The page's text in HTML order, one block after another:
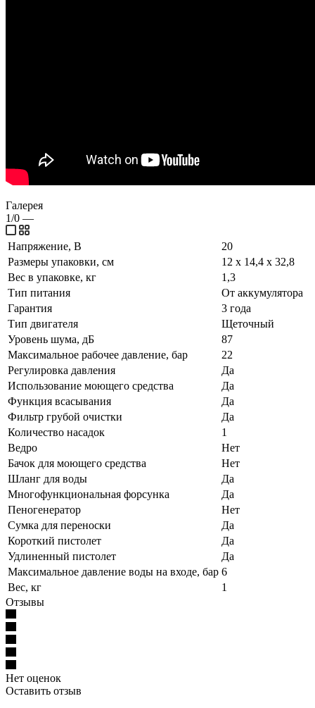
Галерея
1/0 —
Напряжение, В
20
Размеры упаковки, см
12 х 14,4 х 32,8
Вес в упаковке, кг
1,3
Тип питания
От аккумулятора
Гарантия
3 года
Тип двигателя
Щеточный
Уровень шума, дБ
87
Максимальное рабочее давление, бар
22
Регулировка давления
Да
Использование моющего средства
Да
Функция всасывания
Да
Фильтр грубой очистки
Да
Количество насадок
1
Ведро
Нет
Бачок для моющего средства
Нет
Шланг для воды
Да
Многофункциональная форсунка
Да
Пеногенератор
Нет
Сумка для переноски
Да
Короткий пистолет
Да
Удлиненный пистолет
Да
Максимальное давление воды на входе, бар 6
Вес, кг
1
Отзывы
Нет оценок
Оставить отзыв